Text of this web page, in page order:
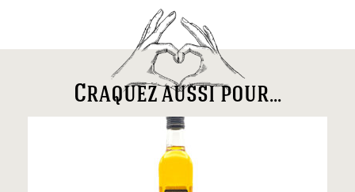
Craquez aussi pour...